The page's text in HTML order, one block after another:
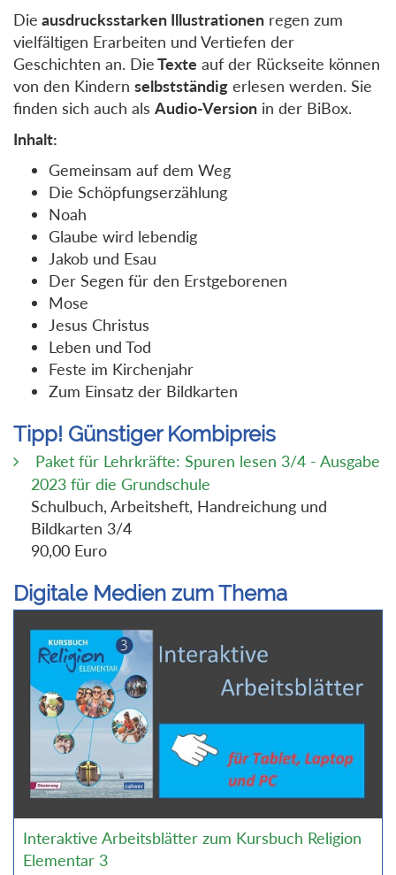
Die ausdrucksstarken Illustrationen regen zum
vielfältigen Erarbeiten und Vertiefen der
Geschichten an. DieTexte auf der Rückseite können
von den Kindern selbstständig erlesen werden. Sie
finden sich auch als Audio-Version in der BiBox.
Inhalt:
Gemeinsam auf dem Weg
Die Schöpfungserzählung
Noah
Glaube wird lebendig
Jakob und Esau
Der Segen für den Erstgeborenen
Mose
Jesus Christus
Leben und Tod
Feste im Kirchenjahr
Zum Einsatz der Bildkarten
Tipp! Günstiger Kombipreis
Paket für Lehrkräfte: Spuren lesen 3/4 - Ausgabe
2023 für die Grundschule
Schulbuch, Arbeitsheft, Handreichung und
Bildkarten 3/4
90,00 Euro
Digitale Medien zum Thema
Interaktive Arbeitsblätter zum Kursbuch Religion
Elementar 3